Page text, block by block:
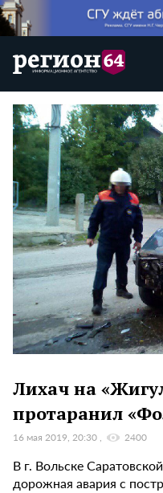
Лихач на
протаранил
16 мая 2019, 20:30 2400
В г. Вольске
дорожная авария с